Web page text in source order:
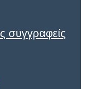
συγγραφείς